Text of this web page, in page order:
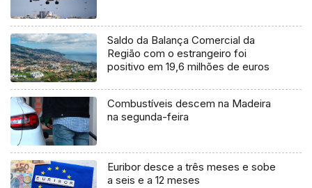
Saldo da Balança Comercial da
Região com o estrangeiro foi
positivo em 19,6 milhões de euros
Combustíveis descem na Madeira
na segunda-feira
Euribor desce a três meses e sobe
a seis e a 12 meses